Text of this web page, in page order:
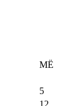
MË
5
12